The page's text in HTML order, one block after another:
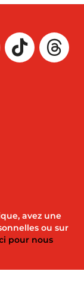
avez une
ou sur
pour nous